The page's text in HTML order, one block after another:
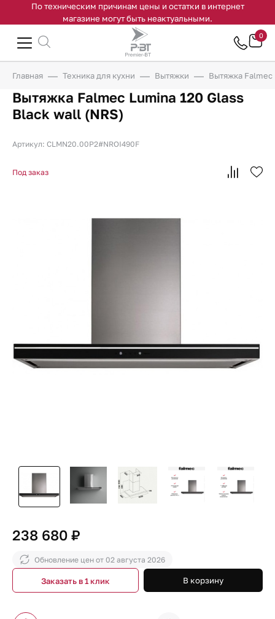
По техническим причинам цены и остатки в интернет
магазине могут быть неактуальными.
0
Главная Техника для кухни Вытяжки Вытяжка Falmec
Вытяжка Falmec Lumina 120 Glass
Black wall (NRS)
Артикул: CLMN20.00P2#NROI490F
Под заказ
238 680 ₽
Обновление цен от 02 августа 2026
В корзину
Заказать в 1 клик